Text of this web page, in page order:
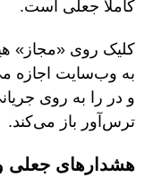
کاملاً جعلی است.
کلیک روی «مجاز»
به وب‌سایت اجازه
و در را به روی
ترس‌آور باز می‌کند.
هشدارهای جعلی